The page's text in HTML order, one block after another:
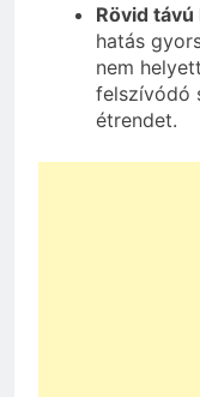
Rövid távú
hatás
nem
felszívódó
étrendet.